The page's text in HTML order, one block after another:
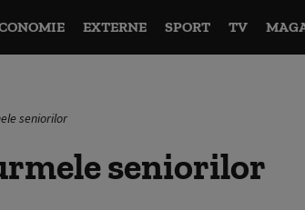
EXTERNE SPORT TV
seniorilor
seniorilor